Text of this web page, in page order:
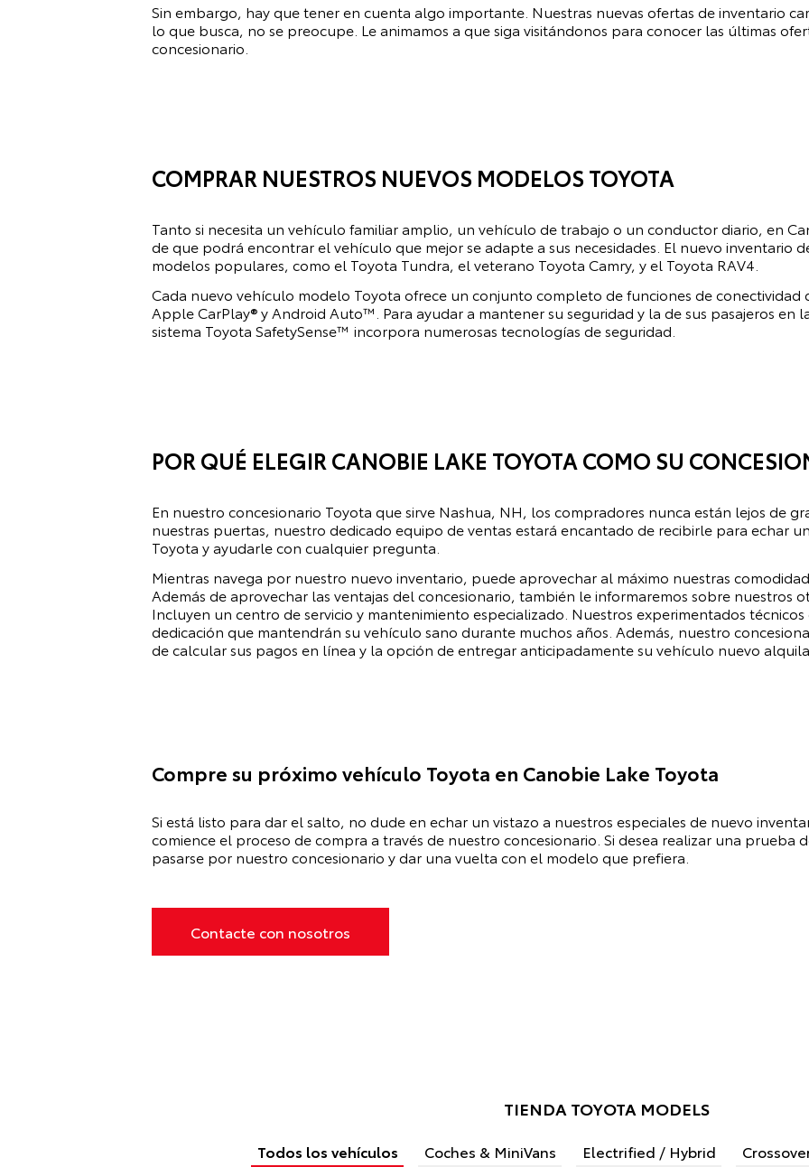
Sin embargo, hay que tener en cuenta algo importante. Nuestras nuevas ofertas de inventario
lo que busca, no se preocupe. Le animamos a que siga visitándonos para conocer las últimas
concesionario.
COMPRAR NUESTROS NUEVOS MODELOS TOYOTA
Tanto si necesita un vehículo familiar amplio, un vehículo de trabajo o un conductor diario, en
de que podrá encontrar el vehículo que mejor se adapte a sus necesidades. El nuevo inventario
modelos populares, como el Toyota Tundra, el veterano Toyota Camry, y el Toyota RAV4.
Cada nuevo vehículo modelo Toyota ofrece un conjunto completo de funciones de conectividad
Apple CarPlay® y Android Auto™. Para ayudar a mantener su seguridad y la de sus pasajeros en
sistema Toyota SafetySense™ incorpora numerosas tecnologías de seguridad.
POR QUÉ ELEGIR CANOBIE LAKE TOYOTA COMO SU
En nuestro concesionario Toyota que sirve Nashua, NH, los compradores nunca están lejos de
nuestras puertas, nuestro dedicado equipo de ventas estará encantado de recibirle para echar
Toyota y ayudarle con cualquier pregunta.
Mientras navega por nuestro nuevo inventario, puede aprovechar al máximo nuestras
Además de aprovechar las ventajas del concesionario, también le informaremos sobre nuestros
Incluyen un centro de servicio y mantenimiento especializado. Nuestros experimentados
dedicación que mantendrán su vehículo sano durante muchos años. Además, nuestro
de calcular sus pagos en línea y la opción de entregar anticipadamente su vehículo nuevo
Compre su próximo vehículo Toyota en Canobie Lake Toyota
Si está listo para dar el salto, no dude en echar un vistazo a nuestros especiales de nuevo
comience el proceso de compra a través de nuestro concesionario. Si desea realizar una prueba
pasarse por nuestro concesionario y dar una vuelta con el modelo que prefiera.
Contacte con nosotros
TIENDA TOYOTA MODELS
Todos los vehículos Coches & MiniVans Electrified / Hybrid